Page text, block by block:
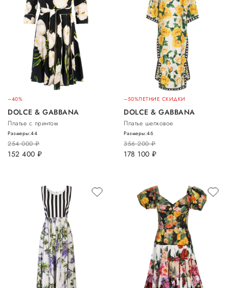
–40%
DOLCE & GABBANA
Платье с принтом
254 000руб.
152 400 руб.
Размеры:44
–50%ЛЕТНИЕ СКИДКИ
DOLCE & GABBANA
Платье шелковое
356 200руб.
178 100 руб.
Размеры:46